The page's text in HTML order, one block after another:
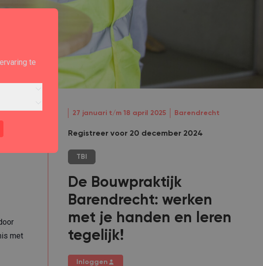
te
met
27 januari t/m 18 april 2025 Barendrecht
Registreer voor 20 december 2024
TBI
De Bouwpraktijk
Barendrecht: werken
met je handen en leren
tegelijk!
Inloggen